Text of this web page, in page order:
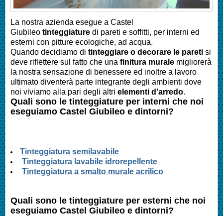
La nostra azienda esegue a Castel
Giubileo tinteggiature di pareti e soffitti, per interni ed
esterni con pitture ecologiche, ad acqua.
Quando decidiamo di tinteggiare o decorare le pareti si
deve riflettere sul fatto che una finitura murale migliorerà
la nostra sensazione di benessere ed inoltre a lavoro
ultimato diventerà parte integrante degli ambienti dove
noi viviamo alla pari degli altri elementi d’arredo.
Quali sono le tinteggiature per interni che noi
eseguiamo Castel Giubileo e dintorni?
Tinteggiatura semilavabile
Tinteggiatura lavabile idrorepellente
Tinteggiatura a smalto murale acrilico
Quali sono le tinteggiature per esterni che noi
eseguiamo Castel Giubileo e dintorni?